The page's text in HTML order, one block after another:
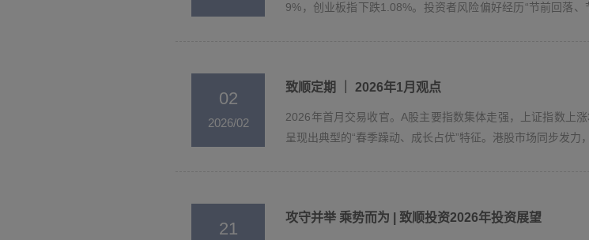
9%，创业板指下跌1.08%。投资者风险偏好经历“节前回落
02
2026/02
致顺定期 ｜ 2026年1月观点
2026年首月交易收官。A股主要指数集体走强，上证指数上
呈现出典型的“春季躁动、成长占优”特征。港股市场同步发
21
攻守并举 乘势而为 | 致顺投资2026年投资展望